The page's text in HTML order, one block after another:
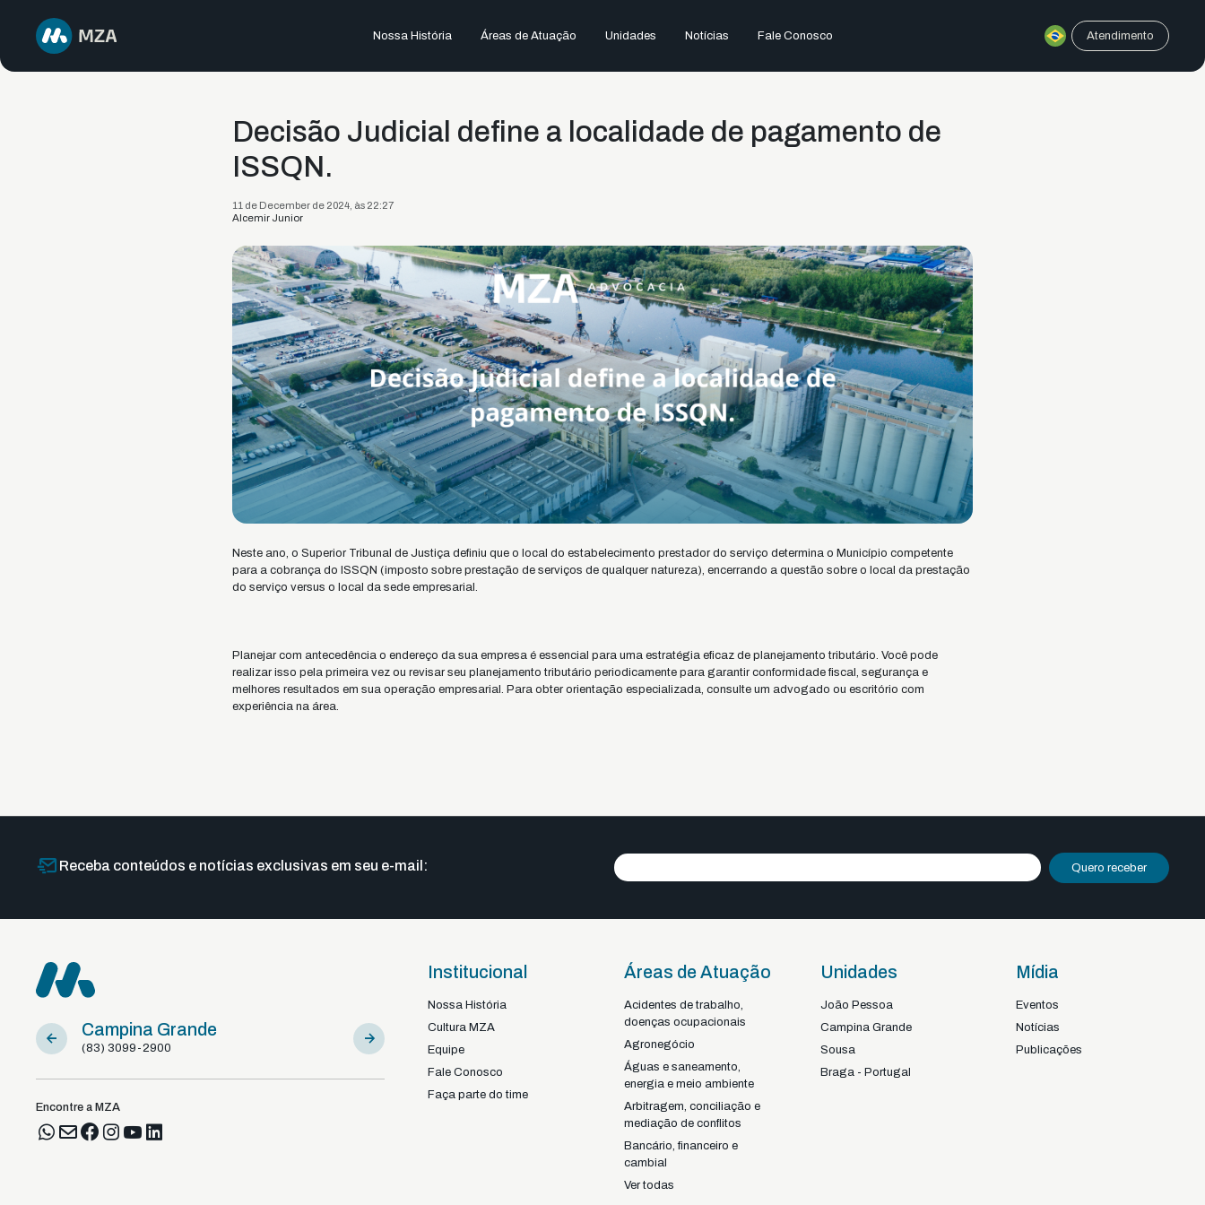
Nossa História Áreas de Atuação Unidades Notícias Fale Conosco Atendimento
Decisão Judicial define a localidade de pagamento de
ISSQN.
11 de December de 2024, às 22:27
Alcemir Junior
Neste ano, o Superior Tribunal de Justiça definiu que o local do estabelecimento prestador do serviço determina o Município competente
para a cobrança do ISSQN (imposto sobre prestação de serviços de qualquer natureza), encerrando a questão sobre o local da prestação
do serviço versus o local da sede empresarial.
Planejar com antecedência o endereço da sua empresa é essencial para uma estratégia eficaz de planejamento tributário. Você pode
realizar isso pela primeira vez ou revisar seu planejamento tributário periodicamente para garantir conformidade fiscal, segurança e
melhores resultados em sua operação empresarial. Para obter orientação especializada, consulte um advogado ou escritório com
experiência na área.
Receba conteúdos e notícias exclusivas em seu e-mail: Quero receber
Campina Grande
(83) 3099-2900
Sousa
(83) 98122-92925
Braga - Portugal
+351
Encontre a MZA
Institucional
Nossa História
Cultura MZA
Equipe
Fale Conosco
Faça parte do time
Áreas de Atuação
Acidentes de trabalho,
doenças ocupacionais
Agronegócio
Águas e saneamento,
energia e meio ambiente
Arbitragem, conciliação e
mediação de conflitos
Bancário, financeiro e
cambial
Ver todas
Unidades
João Pessoa
Campina Grande
Sousa
Braga - Portugal
Mídia
Eventos
Notícias
Publicações